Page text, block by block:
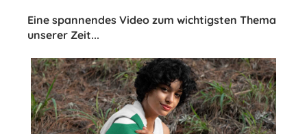
Eine spannendes Video zum wichtigsten Thema
unserer Zeit...